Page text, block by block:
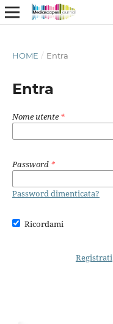
HOME / Entra
Entra
Nome utente*
Password *
Password dimenticata?
Ricordami
Registrati